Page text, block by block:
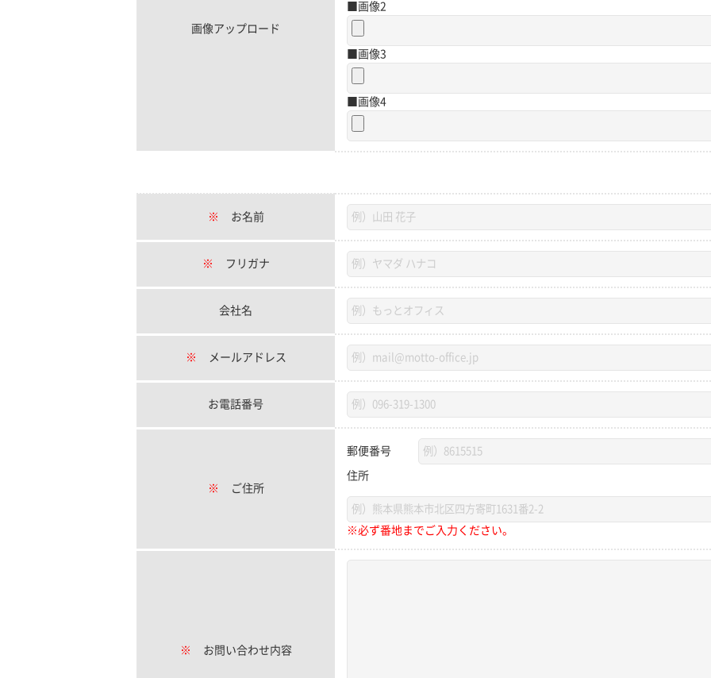
画像アップロード
■画像2
■画像3
■画像4
※ お名前
※ フリガナ
会社名
※ メールアドレス
お電話番号
※ ご住所
郵便番号
住所
※必ず番地までご入力ください。
※ お問い合わせ内容